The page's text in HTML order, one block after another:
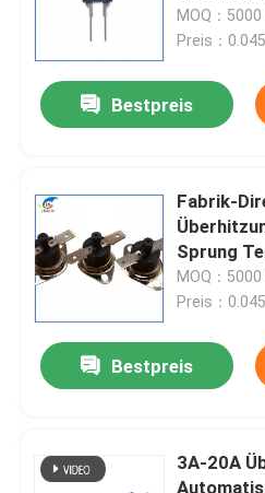
31F
MOQ：
Preis：
Bestpreis
Fabrik-
Sprung
300 Grad
Schalter
MOQ：
Preis：
Bestpreis
3A-20A